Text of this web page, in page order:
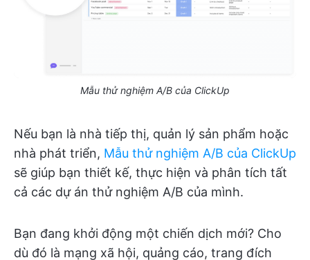
Mẫu thử nghiệm A/B của ClickUp
Nếu bạn là nhà tiếp thị, quản lý sản phẩm hoặc
nhà phát triển, Mẫu thử nghiệm A/B của ClickUp
sẽ giúp bạn thiết kế, thực hiện và phân tích tất
cả các dự án thử nghiệm A/B của mình.
Bạn đang khởi động một chiến dịch mới? Cho
dù đó là mạng xã hội, quảng cáo, trang đích